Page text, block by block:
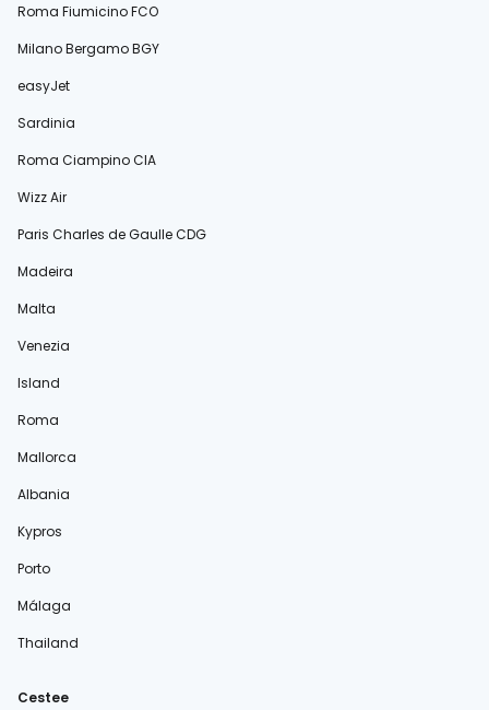
Roma Fiumicino FCO
Milano Bergamo BGY
easyJet
Sardinia
Roma Ciampino CIA
Wizz Air
Paris Charles de Gaulle CDG
Madeira
Malta
Venezia
Island
Roma
Mallorca
Albania
Kypros
Porto
Málaga
Thailand
Cestee